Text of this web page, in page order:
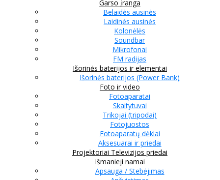
Garso įranga
Belaidės ausinės
Laidinės ausinės
Kolonėlės
Soundbar
Mikrofonai
FM radijas
Išorinės baterijos ir elementai
Išorinės baterijos (Power Bank)
Foto ir video
Fotoaparatai
Skaitytuvai
Trikojai (tripodai)
Fotojuostos
Fotoaparatų dėklai
Aksesuarai ir priedai
Projektoriai Televizijos priedai
Išmanieji namai
Apsauga / Stebėjimas